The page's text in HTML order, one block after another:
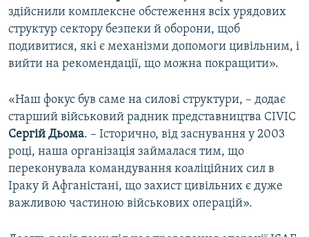
здійснили комплексне обстеження всіх урядових
структур сектору безпеки й оборони, щоб
подивитися, які є механізми допомоги цивільним, і
вийти на рекомендації, що можна покращити».
«Наш фокус був саме на силові структури, – додає
старший військовий радник представництва CIVIC
Сергій Дьома. – Історично, від заснування у 2003
році, наша організація займалася тим, що
переконувала командування коаліційних сил в
Іраку й Афганістані, що захист цивільних є дуже
важливою частиною військових операцій».